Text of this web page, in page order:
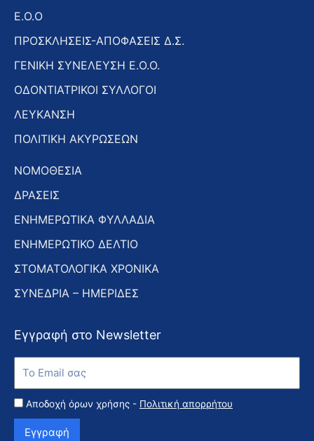
E.O.O
ΠΡΟΣΚΛΗΣΕΙΣ-ΑΠΟΦΑΣΕΙΣ Δ.Σ.
ΓΕΝΙΚΗ ΣΥΝΕΛΕΥΣΗ Ε.Ο.Ο.
ΟΔΟΝΤΙΑΤΡΙΚΟΙ ΣΥΛΛΟΓΟΙ
ΛΕΥΚΑΝΣΗ
ΠΟΛΙΤΙΚΗ ΑΚΥΡΩΣΕΩΝ
ΝΟΜΟΘΕΣΙΑ
ΔΡΑΣΕΙΣ
ΕΝΗΜΕΡΩΤΙΚΑ ΦΥΛΛΑΔΙΑ
ΕΝΗΜΕΡΩΤΙΚΟ ΔΕΛΤΙΟ
ΣΤΟΜΑΤΟΛΟΓΙΚΑ ΧΡΟΝΙΚΑ
ΣΥΝΕΔΡΙΑ – ΗΜΕΡΙΔΕΣ
Εγγραφή στο Newsletter
στο
Newsletter
Αποδοχή όρων χρήσης - Πολιτική απορρήτου
Εγγραφή